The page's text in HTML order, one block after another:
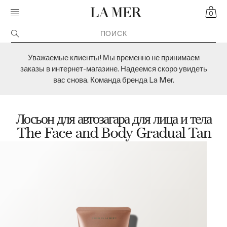
MOBILE MENU TOGGLE CART
0
CRÈME DE LA MER
Уважаемые клиенты! Мы временно не принимаем
заказы в интернет-магазине. Надеемся скоро увидеть
вас снова. Команда бренда La Mer.
Лосьон для автозагара для лица и тела
The Face and Body Gradual Tan